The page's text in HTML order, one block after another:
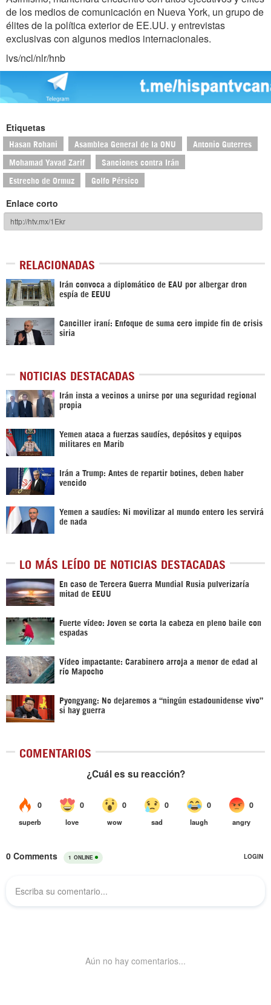
de los medios de comunicación en Nueva York, un grupo de
élites de la política exterior de EE.UU. y entrevistas
exclusivas con algunos medios internacionales.
lvs/ncl/nlr/hnb
Etiquetas
Hasan Rohani Asamblea General de la ONU Antonio Guterres
Mohamad Yavad Zarif Sanciones contra Irán
Estrecho de Ormuz Golfo Pérsico
Enlace corto
RELACIONADAS
Irán convoca a diplomático de EAU por albergar dron
espía de EEUU
Canciller iraní: Enfoque de suma cero impide fin de crisis
siria
NOTICIAS DESTACADAS
Irán insta a vecinos a unirse por una seguridad regional
propia
Yemen ataca a fuerzas saudíes, depósitos y equipos
militares en Marib
Irán a Trump: Antes de repartir botines, deben haber
vencido
Yemen a saudíes: Ni movilizar al mundo entero les servirá
de nada
LO MÁS LEÍDO DE NOTICIAS DESTACADAS
En caso de Tercera Guerra Mundial Rusia pulverizaría
mitad de EEUU
Fuerte vídeo: Joven se corta la cabeza en pleno baile con
espadas
Vídeo impactante: Carabinero arroja a menor de edad al
río Mapocho
Pyongyang: No dejaremos a “ningún estadounidense vivo”
si hay guerra
COMENTARIOS